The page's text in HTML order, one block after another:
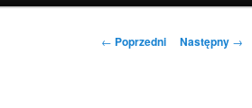
Nawigacja
← Poprzedni Następny →